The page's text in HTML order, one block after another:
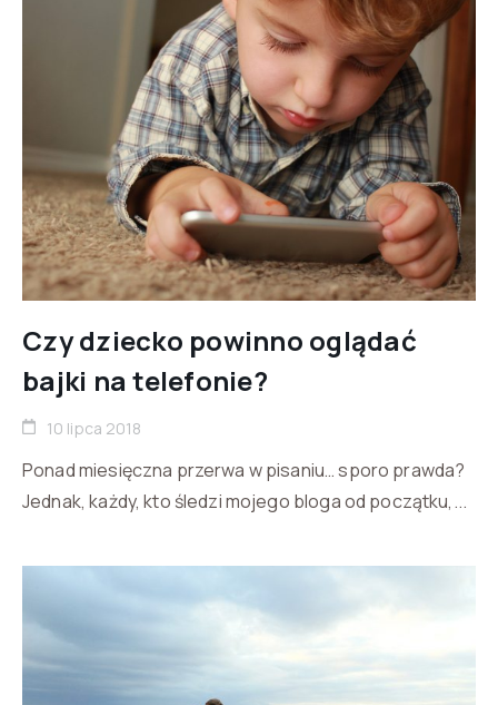
Czy dziecko powinno oglądać
bajki na telefonie?
10 lipca 2018
Ponad miesięczna przerwa w pisaniu… sporo prawda?
Jednak, każdy, kto śledzi mojego bloga od początku,...